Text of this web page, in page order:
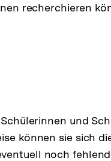
recherchieren
und
können sie sich
noch